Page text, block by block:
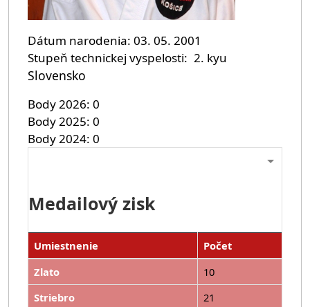
Dátum narodenia 03. 05. 2001
Stupeň technickej vyspelosti
2. kyu
Slovensko
Body 2026 0
Body 2025 0
Body 2024 0
Medailový zisk
Umiestnenie
Počet
Zlato
10
Striebro
21